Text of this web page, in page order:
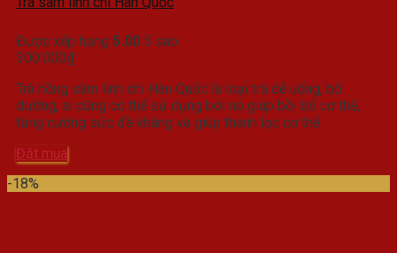
Được xếp hạng 5.00 5 sao
300.000₫
Trà hồng sâm linh chi Hàn Quốc là loại trà dễ uống, bổ
dưỡng, ai cũng có thể sử dụng bởi nó giúp bồi bổ cơ thể,
tăng cường sức đề kháng và giúp thanh lọc cơ thể.
Đặt mua
-18%